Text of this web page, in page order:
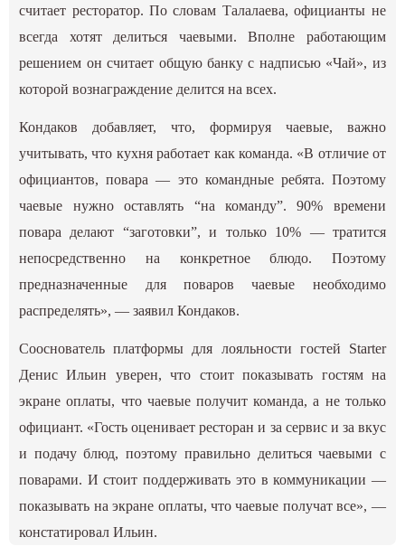
считает ресторатор. По словам Талалаева, официанты не
всегда хотят делиться чаевыми. Вполне работающим
решением он считает общую банку с надписью «Чай», из
которой вознаграждение делится на всех.
Кондаков добавляет, что, формируя чаевые, важно
учитывать, что кухня работает как команда. «В отличие от
официантов, повара — это командные ребята. Поэтому
чаевые нужно оставлять “на команду”. 90% времени
повара делают “заготовки”, и только 10% — тратится
непосредственно на конкретное блюдо. Поэтому
предназначенные для поваров чаевые необходимо
распределять», — заявил Кондаков.
Сооснователь платформы для лояльности гостей Starter
Денис Ильин уверен, что стоит показывать гостям на
экране оплаты, что чаевые получит команда, а не только
официант. «Гость оценивает ресторан и за сервис и за вкус
и подачу блюд, поэтому правильно делиться чаевыми с
поварами. И стоит поддерживать это в коммуникации —
показывать на экране оплаты, что чаевые получат все», —
констатировал Ильин.